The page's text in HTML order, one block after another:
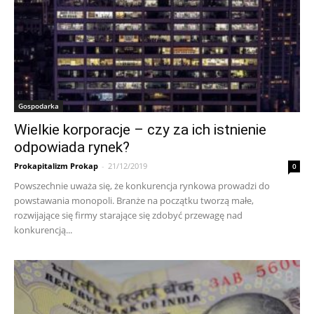
Gospodarka
Wielkie korporacje – czy za ich istnienie
odpowiada rynek?
Prokapitalizm Prokap - 21/12/2019 0
Powszechnie uważa się, że konkurencja rynkowa prowadzi do
powstawania monopoli. Branże na początku tworzą małe,
rozwijające się firmy starające się zdobyć przewagę nad
konkurencją...